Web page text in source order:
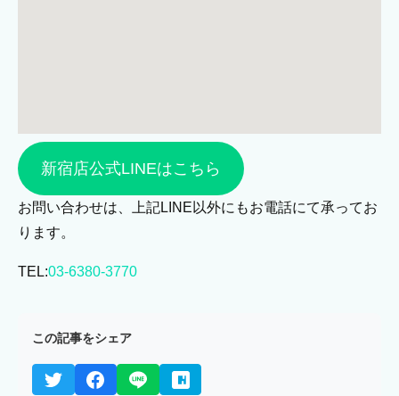
新宿店公式LINEはこちら
お問い合わせは、上記LINE以外にもお電話にて承ってお
ります。
TEL:03-6380-3770
この記事をシェア